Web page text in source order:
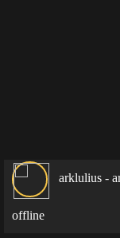
arklulius -
offline